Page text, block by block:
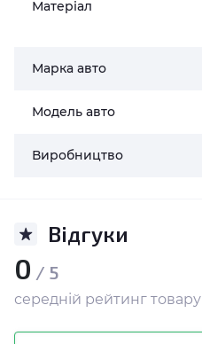
Матеріал
Марка авто
Модель авто
Виробництво
Відгуки
0 / 5
середній рейтинг товару